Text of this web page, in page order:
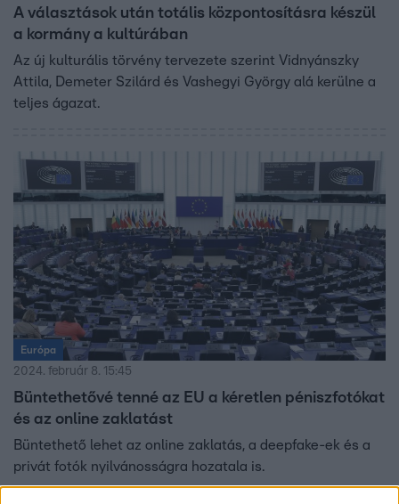
A választások után totális központosításra készül
a kormány a kultúrában
Az új kulturális törvény tervezete szerint Vidnyánszky
Attila, Demeter Szilárd és Vashegyi György alá kerülne a
teljes ágazat.
Európa
2024. február 8. 15:45
Büntethetővé tenné az EU a kéretlen péniszfotókat
és az online zaklatást
Büntethető lehet az online zaklatás, a deepfake-ek és a
privát fotók nyilvánosságra hozatala is.